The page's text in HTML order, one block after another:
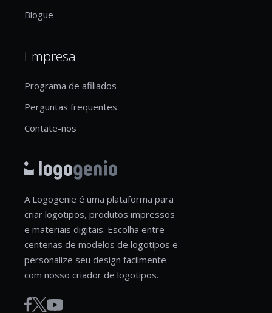
Blogue
Empresa
Programa de afiliados
Perguntas frequentes
Contate-nos
A Logogenie é uma plataforma para
criar logotipos, produtos impressos
e materiais digitais. Escolha entre
centenas de modelos de logotipos e
personalize seu design facilmente
com nosso criador de logotipos.